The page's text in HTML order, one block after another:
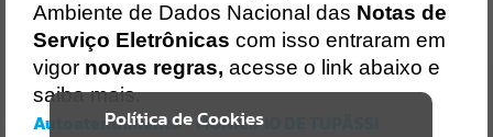
NOTÍCIAS
Por favor, aguarde...
AUTOATENDIMENTO
Política de Cookies
Ambiente de Dados Nacional das Notas de
Serviço Eletrônicas com isso entraram em
vigor novas regras, acesse o link abaixo e
saiba mais.
Autoatendimento - MUNICÍPIO DE TUPÃSSI
Uncaught SyntaxError: Unexpected token '('
https://tupassi.atende.net/cidadao/pagina/static/bundle/wpo_index
_2_base_l2_portal_editores_sync_0b42c19fa6001c693ae1518a93389
07f.js?v=b4a5ca9c:47
Verificar Mais Detalhes